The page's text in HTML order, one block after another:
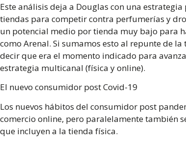
Este análisis deja a Douglas con una
tiendas para competir contra perfumerías y
un potencial medio por tienda muy bajo para
como Arenal. Si sumamos esto al repunte de
decir que era el momento indicado para
estrategia multicanal (física y online).
El nuevo consumidor post Covid-19
Los nuevos hábitos del consumidor post
comercio online, pero paralelamente también
que incluyen a la tienda física.